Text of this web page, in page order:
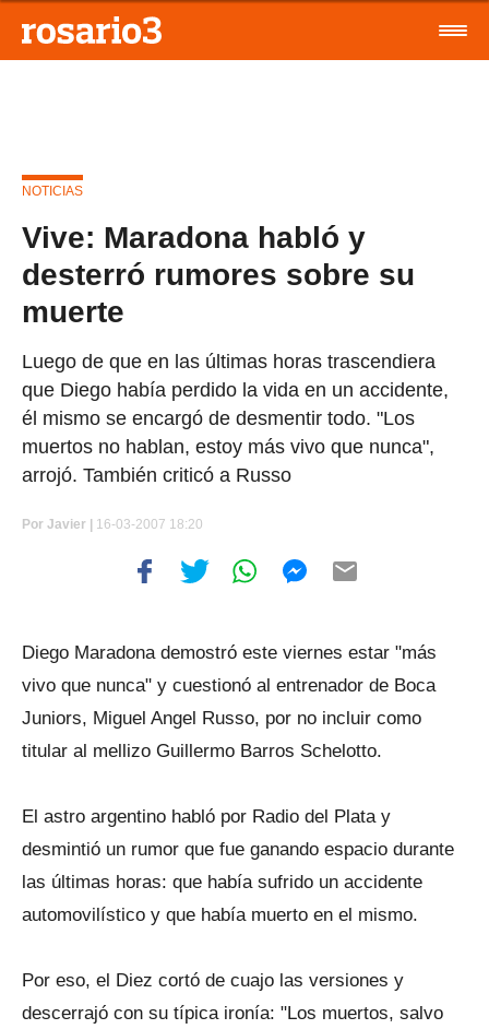
NOTICIAS
Vive: Maradona habló y
desterró rumores sobre su
muerte
Luego de que en las últimas horas trascendiera
que Diego había perdido la vida en un accidente,
él mismo se encargó de desmentir todo. "Los
muertos no hablan, estoy más vivo que nunca",
arrojó. También criticó a Russo
Por Javier | 16-03-2007 18:20
Diego Maradona demostró este viernes estar "más
vivo que nunca" y cuestionó al entrenador de Boca
Juniors, Miguel Angel Russo, por no incluir como
titular al mellizo Guillermo Barros Schelotto.
El astro argentino habló por Radio del Plata y
desmintió un rumor que fue ganando espacio durante
las últimas horas: que había sufrido un accidente
automovilístico y que había muerto en el mismo.
Por eso, el Diez cortó de cuajo las versiones y
descerrajó con su típica ironía: "Los muertos, salvo